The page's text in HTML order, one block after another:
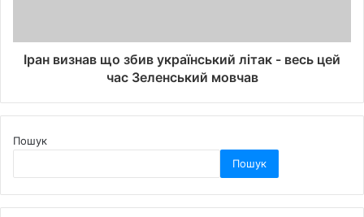
Іран визнав що збив український літак - весь цей
час Зеленський мовчав
Пошук
Пошук